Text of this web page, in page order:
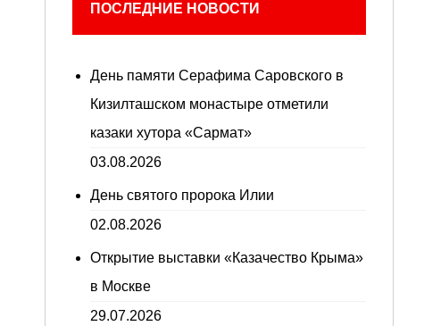
ПОСЛЕДНИЕ НОВОСТИ
День памяти Серафима Саровского в
Кизилташском монастыре отметили
казаки хутора «Сармат»
03.08.2026
День святого пророка Илии
02.08.2026
Открытие выставки «Казачество Крыма»
в Москве
29.07.2026